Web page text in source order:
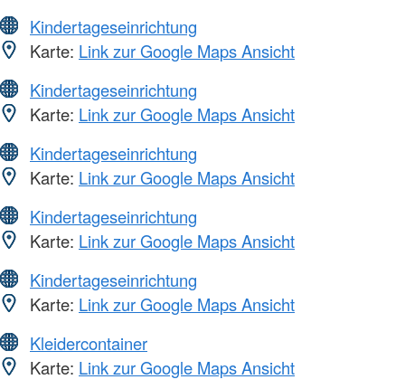
Kindertageseinrichtung
Karte: Link zur Google Maps Ansicht
Kindertageseinrichtung
Karte: Link zur Google Maps Ansicht
Kindertageseinrichtung
Karte: Link zur Google Maps Ansicht
Kindertageseinrichtung
Karte: Link zur Google Maps Ansicht
Kindertageseinrichtung
Karte: Link zur Google Maps Ansicht
Kleidercontainer
Karte: Link zur Google Maps Ansicht